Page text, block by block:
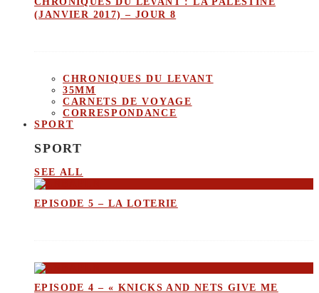
(JANVIER 2017) – JOUR 8
CHRONIQUES DU LEVANT
35MM
CARNETS DE VOYAGE
CORRESPONDANCE
SPORT
SPORT
SEE ALL
EPISODE 5 – LA LOTERIE
EPISODE 4 – « KNICKS AND NETS GIVE ME